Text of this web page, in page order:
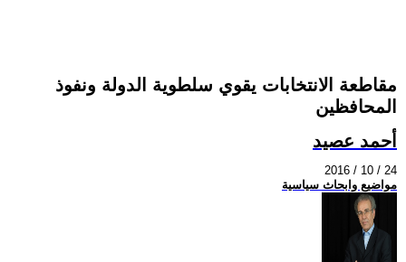
مقاطعة الانتخابات يقوي سلطوية الدولة ونفوذ
المحافظين
أحمد عصيد
2016 / 10 / 24
مواضيع وابحاث سياسية